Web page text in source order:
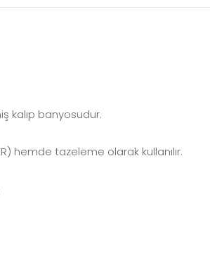
kalıp banyosudur.
hemde tazeleme olarak kullanılır.